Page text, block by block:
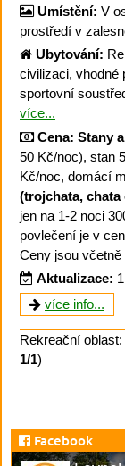
Umístění: V
prostředí v
Ubytování:
civilizaci, vhodné
sportovní
více...
Cena: Stany
50 Kč/noc), stan
Kč/noc, domácí
(trojchata, chata
jen na 1-2 noci
povlečení je v
Ceny jsou včetně
Aktualizace:
více info...
Rekreační oblast:
1/1)
Facebook